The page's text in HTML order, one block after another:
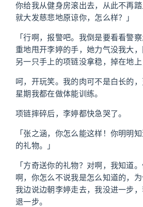
你给我从健身房滚出去，从此不再
就大发慈悲地原谅你，怎么样？」
「行啊，报警吧。我倒是要看看警
重地甩开李婷的手，她力气没我大
另一只手上的项链没拿稳，掉在地上
呵，开玩笑。我的肉可不是白长的
星期我都在做体能训练。
项链摔碎后，李婷都快急哭了。
「张之涵，你怎么能这样！你明明
的礼物。」
「方奇送你的礼物？对啊，我知道
啊，你怎么不说我是怎么知道的，为
我边说边朝李婷走去，我没进一步
退一步。